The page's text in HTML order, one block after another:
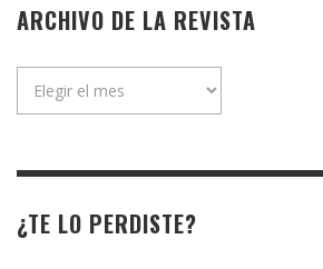
ARCHIVO DE LA REVISTA
¿TE LO PERDISTE?